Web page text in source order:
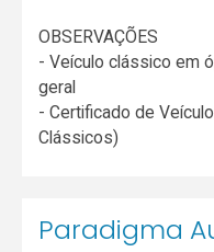
OBSERVAÇÕES
- Veículo clássico em
geral
- Certificado de
Clássicos)
Paradigma